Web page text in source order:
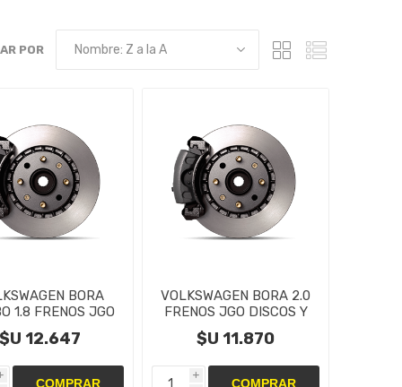
POR
BORA
1.8 FRENOS JGO
Y PASTILLAS
$U 12.647
VOLKSWAGEN BORA 2.0
FRENOS JGO DISCOS Y
PASTILLAS Tras
$U 11.870
i